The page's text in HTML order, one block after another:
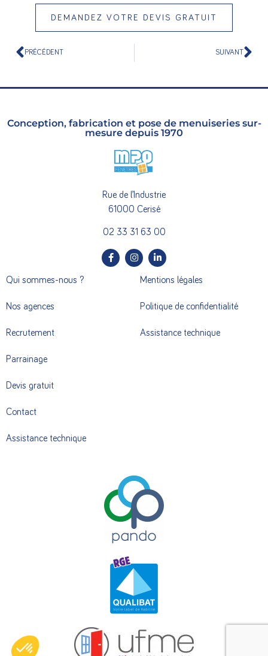
DEMANDEZ VOTRE DEVIS GRATUIT
PRÉCÉDENT SUIVANT
Conception, fabrication et pose de menuiseries sur-
mesure depuis 1970
Rue de l’Industrie
61000 Cerisé
02 33 31 63 00
Qui sommes-nous ?
Nos agences
Recrutement
Parrainage
Devis gratuit
Contact
Assistance technique
Mentions légales
Politique de confidentialité
Assistance technique